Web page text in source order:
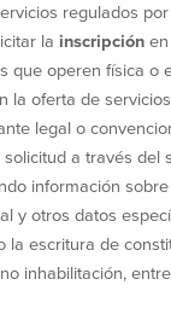
regulados
la inscripciónen
que operen física o
la oferta de
legal o
a través del
información
y otros datos
la escritura de
inhabilitación,